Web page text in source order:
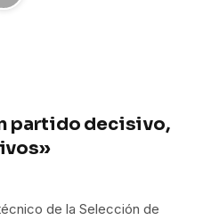
partido decisivo,
de la Selección de